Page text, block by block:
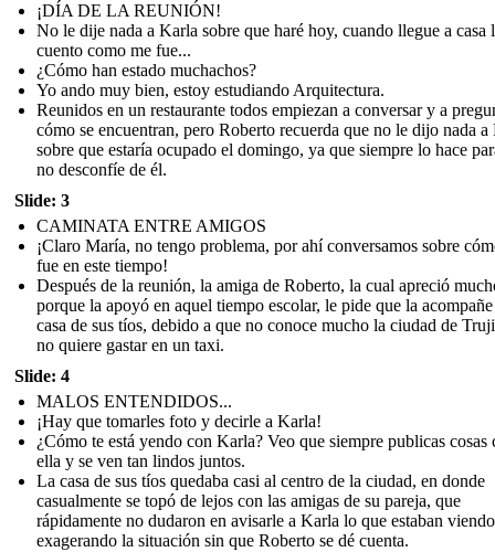
¡DÍA DE LA REUNIÓN!
No le dije nada a Karla sobre que haré hoy, cuando llegue a casa
cuento como me fue...
¿Cómo han estado muchachos?
Yo ando muy bien, estoy estudiando Arquitectura.
Reunidos en un restaurante todos empiezan a conversar y a
cómo se encuentran, pero Roberto recuerda que no le dijo nada a
sobre que estaría ocupado el domingo, ya que siempre lo hace
no desconfíe de él.
Slide: 3
CAMINATA ENTRE AMIGOS
¡Claro María, no tengo problema, por ahí conversamos sobre
fue en este tiempo!
Después de la reunión, la amiga de Roberto, la cual apreció
porque la apoyó en aquel tiempo escolar, le pide que la
casa de sus tíos, debido a que no conoce mucho la ciudad de
no quiere gastar en un taxi.
Slide: 4
MALOS ENTENDIDOS...
¡Hay que tomarles foto y decirle a Karla!
¿Cómo te está yendo con Karla? Veo que siempre publicas cosas
ella y se ven tan lindos juntos.
La casa de sus tíos quedaba casi al centro de la ciudad, en donde
casualmente se topó de lejos con las amigas de su pareja, que
rápidamente no dudaron en avisarle a Karla lo que estaban
exagerando la situación sin que Roberto se dé cuenta.